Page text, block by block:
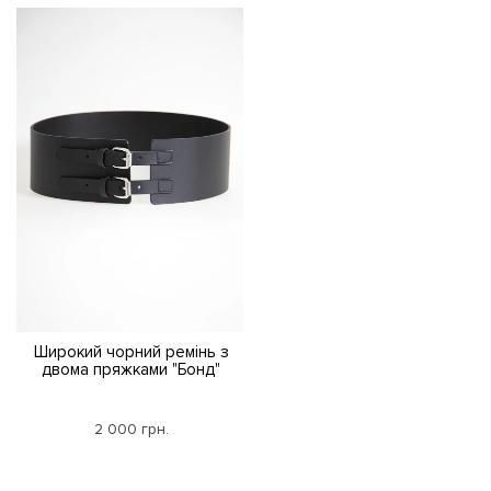
Широкий чорний ремінь з
двома пряжками "Бонд"
2 000 грн.